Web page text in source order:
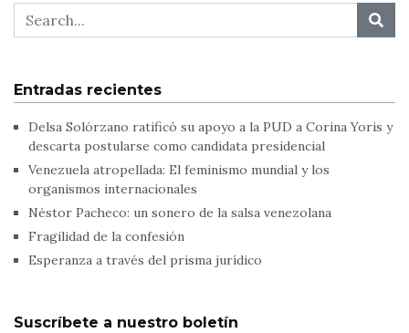
Entradas recientes
Delsa Solórzano ratificó su apoyo a la PUD a Corina Yoris y
descarta postularse como candidata presidencial
Venezuela atropellada: El feminismo mundial y los
organismos internacionales
Néstor Pacheco: un sonero de la salsa venezolana
Fragilidad de la confesión
Esperanza a través del prisma jurídico
Suscríbete a nuestro boletín